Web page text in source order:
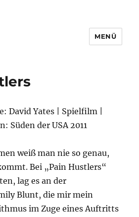
MENÜ
David Yates | Spielfilm |
Süden der USA 2011
weiß man nie so genau,
Bei „Pain Hustlers“
lag es an der
Blunt, die mir mein
im Zuge eines Auftritts